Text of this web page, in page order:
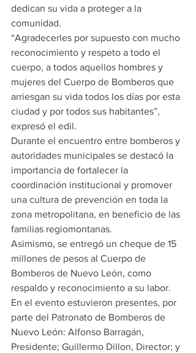
dedican su vida a proteger a la
comunidad.
“Agradecerles por supuesto con mucho
reconocimiento y respeto a todo el
cuerpo, a todos aquellos hombres y
mujeres del Cuerpo de Bomberos que
arriesgan su vida todos los días por esta
ciudad y por todos sus habitantes”,
expresó el edil.
Durante el encuentro entre bomberos y
autoridades municipales se destacó la
importancia de fortalecer la
coordinación institucional y promover
una cultura de prevención en toda la
zona metropolitana, en beneficio de las
familias regiomontanas.
Asimismo, se entregó un cheque de 15
millones de pesos al Cuerpo de
Bomberos de Nuevo León, como
respaldo y reconocimiento a su labor.
En el evento estuvieron presentes, por
parte del Patronato de Bomberos de
Nuevo León: Alfonso Barragán,
Presidente; Guillermo Dillon, Director; y